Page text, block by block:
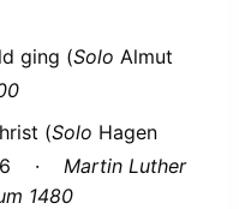
ging (Solo Almut
(Solo Hagen
· Martin Luther
1480